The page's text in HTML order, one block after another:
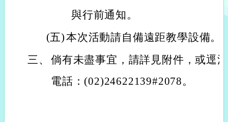
與行前通知。
(五)本次活動請自備遠距教學設備。
三、 倘有未盡事宜，請詳見附件，或逕
電話：(02)24622139#2078。